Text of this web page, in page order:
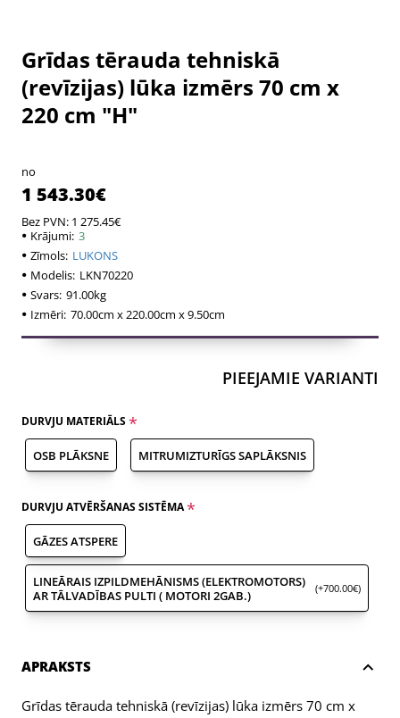
Grīdas tērauda tehniskā
(revīzijas) lūka izmērs 70 cm x
220 cm "H"
no
1 543.30€
Bez PVN: 1 275.45€
Krājumi: 3
Zīmols: LUKONS
Modelis: LKN70220
Svars: 91.00kg
Izmēri: 70.00cm x 220.00cm x 9.50cm
PIEEJAMIE VARIANTI
DURVJU MATERIĀLS
OSB PLĀKSNE MITRUMIZTURĪGS SAPLĀKSNIS
DURVJU ATVĒRŠANAS SISTĒMA
GĀZES ATSPERE
LINEĀRAIS IZPILDMEHĀNISMS (ELEKTROMOTORS)
AR TĀLVADĪBAS PULTI ( MOTORI 2GAB.)
(+700.00€)
APRAKSTS
Grīdas tērauda tehniskā (revīzijas) lūka izmērs 70 cm x